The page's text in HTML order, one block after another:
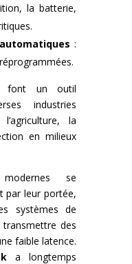
la batterie,
:
font un outil
industries
la
en milieux
se
par leur portée,
systèmes de
des
faible latence.
a longtemps